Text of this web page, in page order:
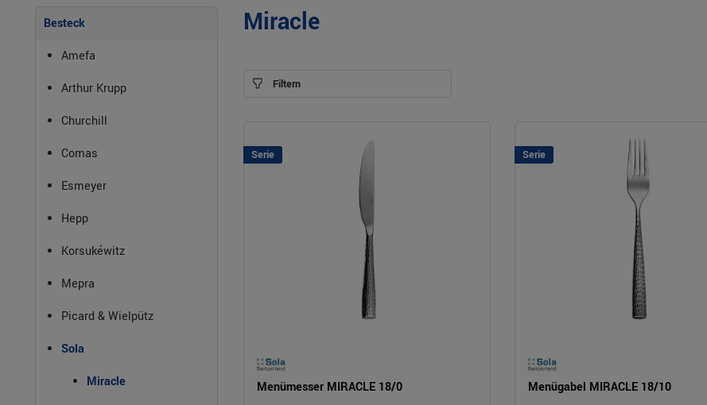
Besteck
Amefa
Arthur Krupp
Churchill
Comas
Esmeyer
Hepp
Korsukéwitz
Mepra
Picard & Wielpütz
Sola
Miracle
Miracle
Filtern
Serie
Menümesser MIRACLE 18/0
Serie
Menügabel MIRACLE 18/10